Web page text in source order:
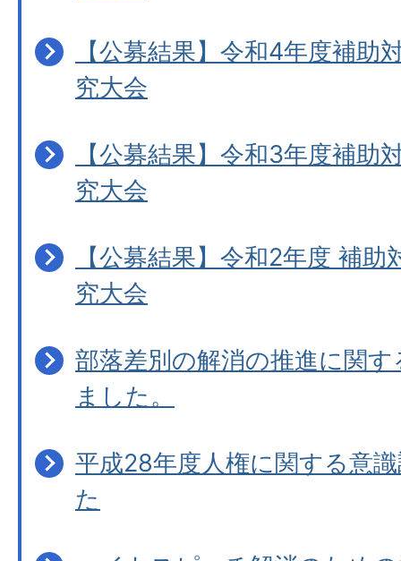
【公募結果】令和4年度補助
究大会
【公募結果】令和3年度補助
究大会
【公募結果】令和2年度 補
究大会
部落差別の解消の推進に関
ました。
平成28年度人権に関する意
た